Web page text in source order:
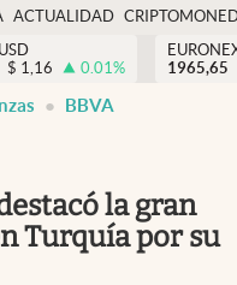
USA
ACTUALIDAD
$ 1,16 0.01%
1965,65
BBVA
la gran
Turquía por su